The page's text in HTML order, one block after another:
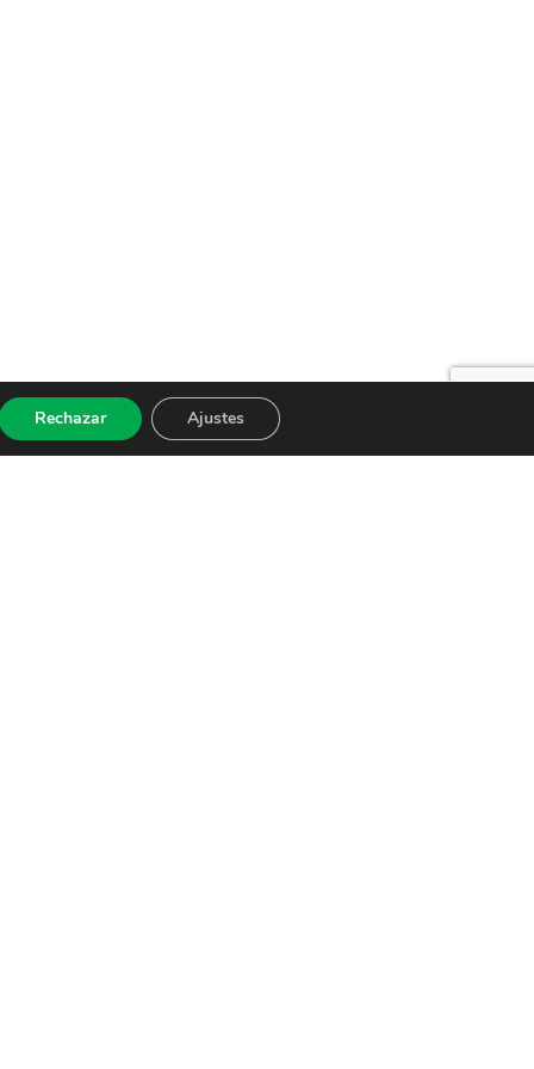
Rechazar Ajustes